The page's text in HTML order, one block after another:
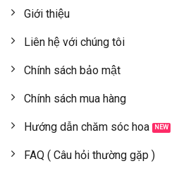
Giới thiệu
Liên hệ với chúng tôi
Chính sách bảo mật
Chính sách mua hàng
Hướng dẫn chăm sóc hoa
FAQ ( Câu hỏi thường gặp )